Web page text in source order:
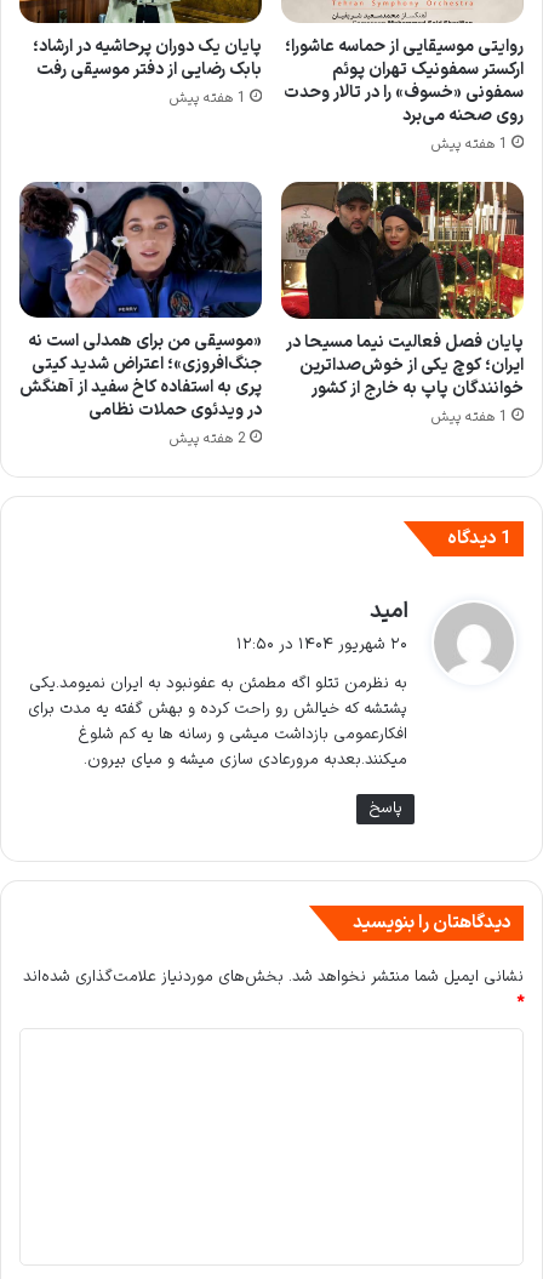
روایتی موسیقایی از حماسه عاشورا؛
ارکستر سمفونیک تهران پوئم
سمفونی «خسوف» را در تالار وحدت
روی صحنه می‌برد
1 هفته پیش
پایان یک دوران پرحاشیه در ارشاد؛
بابک رضایی از دفتر موسیقی رفت
1 هفته پیش
پایان فصل فعالیت نیما مسیحا در
ایران؛ کوچ یکی از خوش‌صداترین
خوانندگان پاپ به خارج از کشور
1 هفته پیش
«موسیقی من برای همدلی است نه
جنگ‌افروزی»؛ اعتراض شدید کیتی
پری به استفاده کاخ سفید از آهنگش
در ویدئوی حملات نظامی
2 هفته پیش
1 دیدگاه
امید
:
۲۰ شهریور ۱۴۰۴ در ۱۲:۵۰
به نظرمن تتلو اگه مطمئن به عفونبود به ایران نمیومد.یکی
پشتشه که خیالش رو راحت کرده و بهش گفته یه مدت برای
افکارعمومی بازداشت میشی و رسانه ها یه کم شلوغ
میکنند.بعدبه مرورعادی سازی میشه و میای بیرون.
پاسخ
دیدگاهتان را بنویسید
نشانی ایمیل شما منتشر نخواهد شد. بخش‌های موردنیاز علامت‌گذاری شده‌اند
*
*